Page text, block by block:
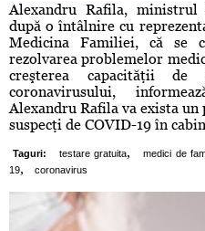
Alexandru Rafila,
după o întâlnire cu
Medicina Familiei, că se
rezolvarea problemelor
creşterea capacităţii de
coronavirusului,
Alexandru Rafila va exista
suspecţi de COVID-19 în
Taguri: testare gratuita, medici de
19, coronavirus